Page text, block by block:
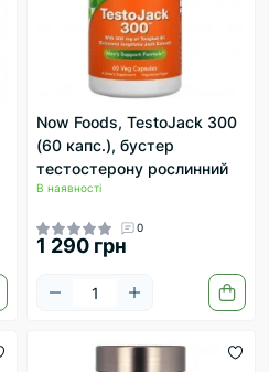
Now Foods, TestoJack 300
(60 капс.), бустер
тестостерону рослинний
В наявності
0
1 290 грн